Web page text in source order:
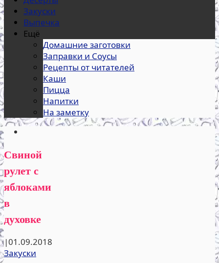
Закуски
Выпечка
Ещё
Домашние заготовки
Заправки и Соусы
Рецепты от читателей
Каши
Пицца
Напитки
На заметку
Свиной
рулет с
яблоками
в
духовке
|01.09.2018
Закуски